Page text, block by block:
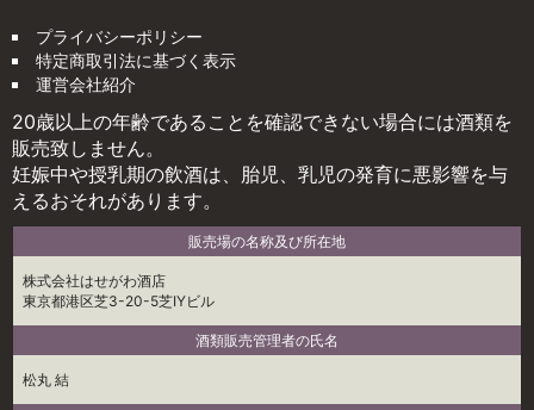
プライバシーポリシー
特定商取引法に基づく表示
運営会社紹介
20歳以上の年齢であることを確認できない場合には酒類を
販売致しません。
妊娠中や授乳期の飲酒は、胎児、乳児の発育に悪影響を与
えるおそれがあります。
販売場の名称及び所在地
株式会社はせがわ酒店
東京都港区芝3-20-5芝IYビル
酒類販売管理者の氏名
松丸 結